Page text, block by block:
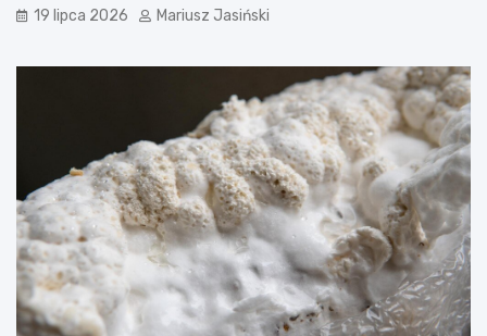
19 lipca 2026 Mariusz Jasiński